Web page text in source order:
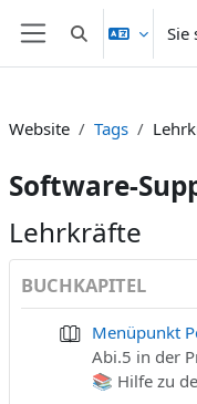
Zum Hauptinhalt
Website-
SucheingabeSie
Website Tags
Software-
Lehrkräfte
BUCHKAPITEL
Menüpunkt
Abi.5 in der
📚 Hilfe zu